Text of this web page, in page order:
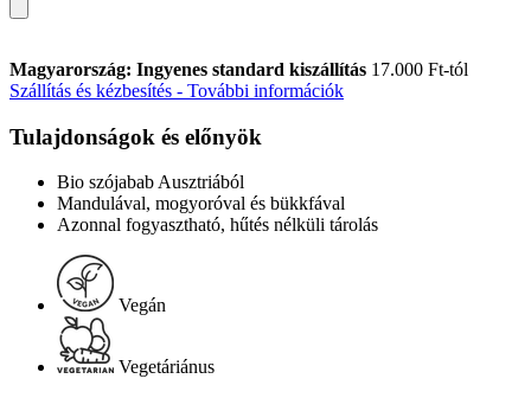
Magyarország: Ingyenes standard kiszállítás 17.000 Ft-tól
Szállítás és kézbesítés - További információk
Tulajdonságok és előnyök
Bio szójabab Ausztriából
Mandulával, mogyoróval és bükkfával
Azonnal fogyasztható, hűtés nélküli tárolás
Vegán
Vegetáriánus